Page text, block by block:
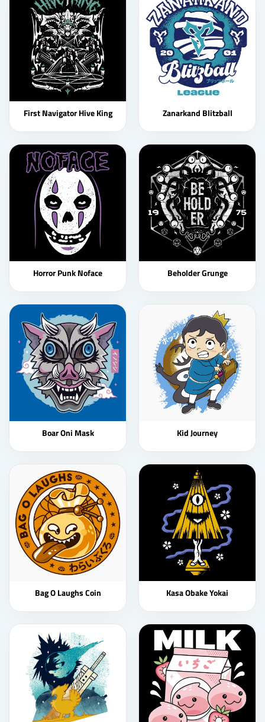
First Navigator Hive King Zanarkand Blitzball
Horror Punk Noface Beholder Grunge
Boar Oni Mask Kid Journey
Bag O Laughs Coin Kasa Obake Yokai